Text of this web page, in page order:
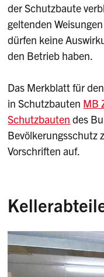
der Schutzbaute
geltenden
dürfen keine
den Betrieb haben.
Das Merkblatt für
in Schutzbauten MB
Schutzbauten des
Bevölkerungsschutz
Vorschriften auf.